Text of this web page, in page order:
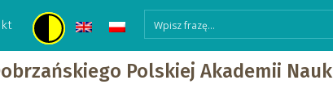
Polskiej Akademii Nauk